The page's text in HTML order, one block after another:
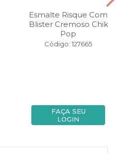
Esmalte Risque Com
Blister Cremoso Chik
Pop
Código: 127665
FAÇA SEU
LOGIN